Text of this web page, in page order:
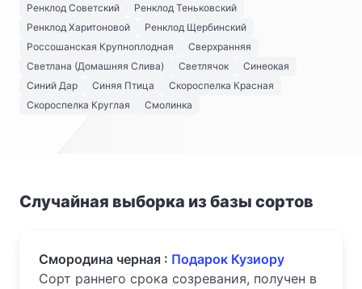
Ренклод Советский
Ренклод Теньковский
Ренклод Харитоновой
Ренклод Щербинский
Россошанская Крупноплодная
Сверхранняя
Светлана (Домашняя Слива)
Светлячок
Синеокая
Синий Дар
Синяя Птица
Скороспелка Красная
Скороспелка Круглая
Смолинка
Случайная выборка из базы сортов
Смородина черная : Подарок Кузиору
Сорт раннего срока созревания, получен в